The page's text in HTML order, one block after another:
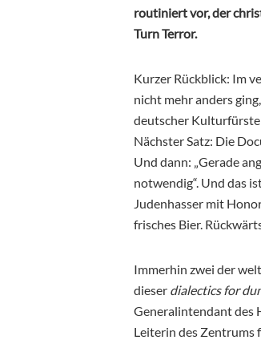
routiniert vor, der
Turn Terror.
Kurzer Rückblick: Im
nicht mehr anders
deutscher
Nächster Satz: Die
Und dann: „Gerade
notwendig“. Und das
Judenhasser mit
frisches Bier.
Immerhin zwei der
dieser dialectics for
Generalintendant des
Leiterin des Zentrums